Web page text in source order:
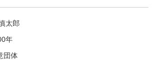
う！：１０：００～１５：３０
太郎
年
団体